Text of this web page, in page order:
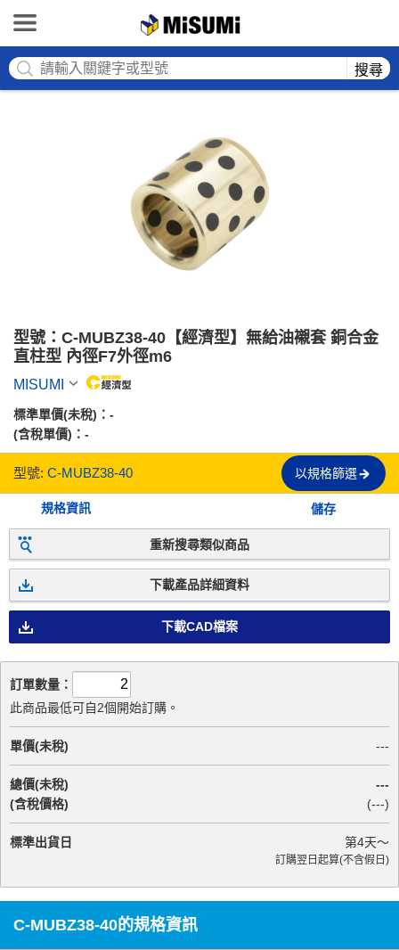
搜尋
型號：C-MUBZ38-40【經濟型】無給油襯套 銅合金
直柱型 內徑F7外徑m6
MISUMI
標準單價(未稅)： -
(含稅單價)： -
型號: C-MUBZ38-40 以規格篩選
規格資訊 儲存
重新搜尋類似商品
下載產品詳細資料
下載CAD檔案
訂單數量：
此商品最低可自2個開始訂購。
單價(未稅) ---
總價(未稅)
(含稅價格)
---
(---)
標準出貨日 第4天～
訂購翌日起算(不含假日)
C-MUBZ38-40的規格資訊